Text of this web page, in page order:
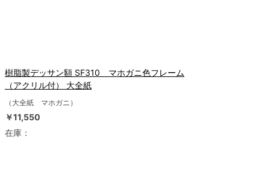
樹脂製デッサン額 SF310 マホガニ色フレーム
（アクリル付） 大全紙
（大全紙 マホガニ）
￥11,550
在庫：